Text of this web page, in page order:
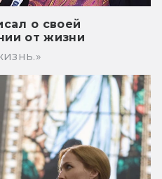
о своей
от жизни